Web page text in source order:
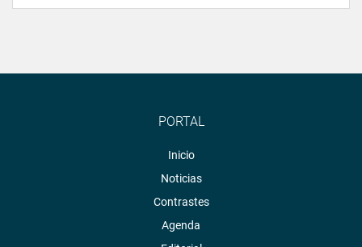
PORTAL
Inicio
Noticias
Contrastes
Agenda